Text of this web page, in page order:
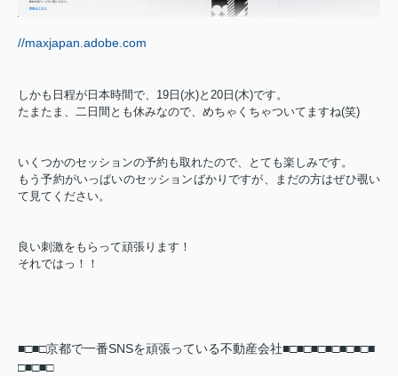
//maxjapan.adobe.com
しかも日程が日本時間で、19日(水)と20日(木)です。
たまたま、二日間とも休みなので、めちゃくちゃついてますね(笑)
いくつかのセッションの予約も取れたので、とても楽しみです。
もう予約がいっぱいのセッションばかりですが、まだの方はぜひ覗い
て見てください。
良い刺激をもらって頑張ります！
それではっ！！
■□■□京都で一番SNSを頑張っている不動産会社■□■□■□■□■□■□■
□■□■□